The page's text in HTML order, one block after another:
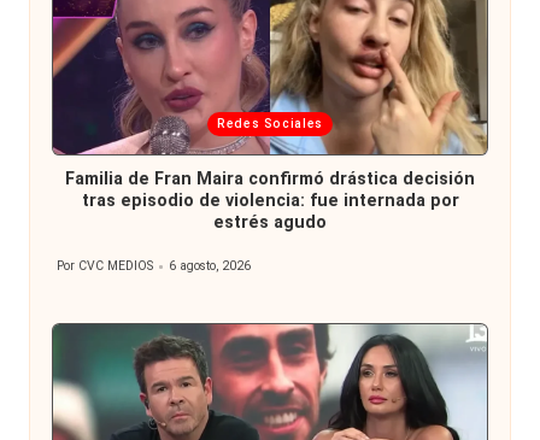
Publicada
en
Redes Sociales
Familia de Fran Maira confirmó drástica decisión
tras episodio de violencia: fue internada por
estrés agudo
Publicado
Por CVC MEDIOS 6 agosto, 2026